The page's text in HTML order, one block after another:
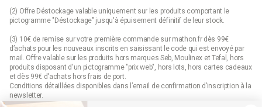
(2) Offre Déstockage valable uniquement sur les produits comportant le
pictogramme "Déstockage" jusqu'à épuisement définitif de leur stock.
(3) 10€ de remise sur votre première commande sur mathon.fr dès 99€
d’achats pour les nouveaux inscrits en saisissant le code qui est envoyé par
mail. Offre valable sur les produits hors marques Seb, Moulinex et Tefal, hors
produits disposant d'un pictogramme "prix web", hors lots, hors cartes cadeaux
et dès 99€ d'achats hors frais de port.
Conditions détaillées disponibles dans l’email de confirmation d’inscription à la
newsletter.